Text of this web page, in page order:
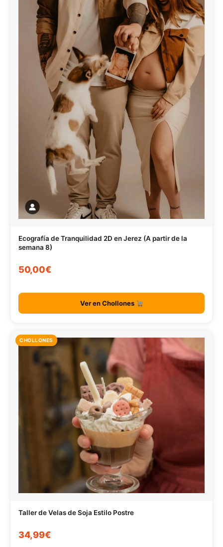
Ecografía de Tranquilidad 2D en Jerez (A partir de la
semana 8)
50,00€
Ver en Chollones
CHOLLONES
Taller de Velas de Soja Estilo Postre
34,99€